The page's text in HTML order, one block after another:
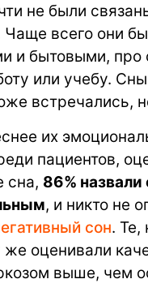
не были
Чаще всего они
и бытовыми, про
или учебу.
встречались,
их
пациентов,
сна, 86% назвали
, и никто не
сон. Те,
оценивали
выше, чем